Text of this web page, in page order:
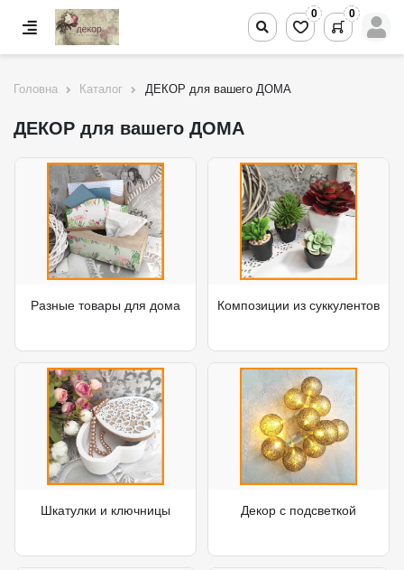
0 0
Головна Каталог ДЕКОР для вашего ДОМА
ДЕКОР для вашего ДОМА
Разные товары для дома Композиции из суккулентов
Шкатулки и ключницы Декор с подсветкой